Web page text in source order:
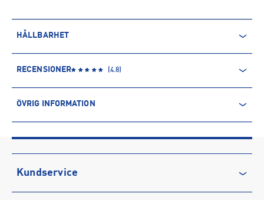
HÅLLBARHET
återvunnen polyester kommer däremot främst från PET-flaskor.
Processen innebär minskade utsläpp av koldioxid och mindre
användning av vatten och kemikalier.
RECENSIONER (4.8)
ÖVRIG INFORMATION
Produktnummer: 1585848
Leverantörens produktnummer: 684912
Artikelnummer: 158584801-PUMA Black
Kundservice